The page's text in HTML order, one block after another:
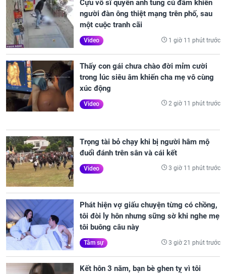
Cựu võ sĩ quyền anh tung cú đấm khiến
người đàn ông thiệt mạng trên phố, sau
một cuộc tranh cãi
Video 1 giờ 11 phút trước
Thấy con gái chưa chào đời mỉm cười
trong lúc siêu âm khiến cha mẹ vô cùng
xúc động
Video 2 giờ 11 phút trước
Trọng tài bỏ chạy khi bị người hâm mộ
đuổi đánh trên sân và cái kết
Video 3 giờ 11 phút trước
Phát hiện vợ giấu chuyện từng có chồng,
tôi đòi ly hôn nhưng sững sờ khi nghe mẹ
tôi buông câu này
Tâm sự 3 giờ 21 phút trước
Kết hôn 3 năm, bạn bè ghen tỵ vì tôi